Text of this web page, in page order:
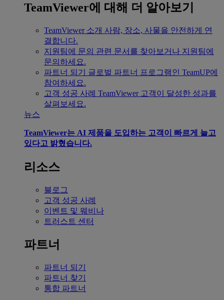
TeamViewer에 대해 더 알아보기
TeamViewer 소개 사람, 장소, 사물을 안전하게 연
결합니다.
지원팀에 문의 관련 문서를 찾아보거나 지원팀에
문의하세요.
파트너 되기
글로벌 파트너 프로그램인 TeamUP에
참여하세요.
고객 성공 사례 TeamViewer 고객이 달성한 성과를
살펴보세요.
뉴스
TeamViewer는 AI 제품을 도입하는 고객이 빠르게 늘고
있다고 밝혔습니다.
리소스
블로그
고객 성공 사례
이벤트 및 웨비나
트러스트 센터
파트너
파트너 되기
파트너 찾기
통합 파트너